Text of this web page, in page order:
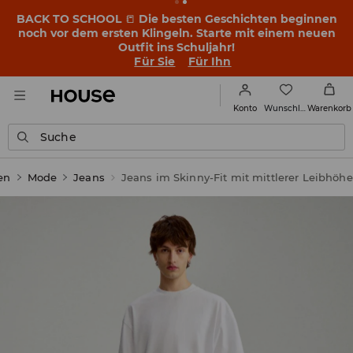
BACK TO SCHOOL 📒 Die besten Geschichten beginnen
noch vor dem ersten Klingeln. Starte mit einem neuen
Outfit ins Schuljahr!
Für Sie
Für Ihn
Konto Warenkorb
Suche
Mode Jeans Jeans im Skinny-Fit mit mittlerer Leibhöhe